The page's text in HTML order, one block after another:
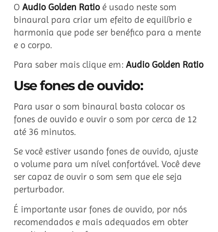
O Audio Golden Ratio é usado neste som
binaural para criar um efeito de equilíbrio e
harmonia que pode ser benéfico para a mente
e o corpo.
Para saber mais clique em: Audio Golden Ratio
Use fones de ouvido:
Para usar o som binaural basta colocar os
fones de ouvido e ouvir o som por cerca de 12
até 36 minutos.
Se você estiver usando fones de ouvido, ajuste
o volume para um nível confortável. Você deve
ser capaz de ouvir o som sem que ele seja
perturbador.
É importante usar fones de ouvido, por nós
recomendados e mais adequados em obter